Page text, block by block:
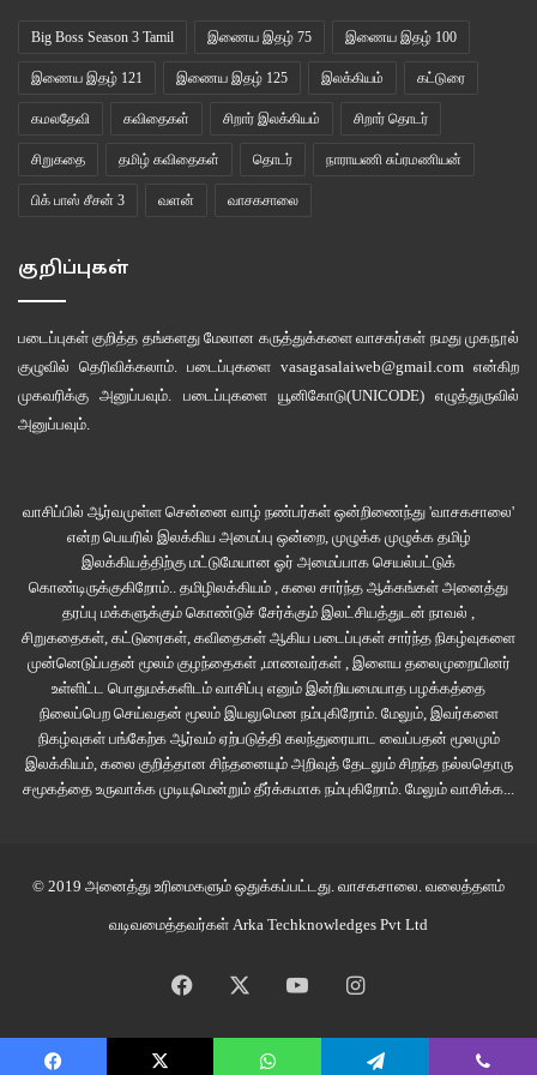
ஜப்பானில் இருக்கிறது. ஹாங்காங் இந்த வர்த்தகத்துக்கான இடைப்பட்ட புள்ளி,
ஒன்றாக இந்தக் கண்ணாடி விலாங்குகள் மாறியிருக்கின்றன. இந்த
வர்த்தகத்தின் அம்சங்களை விரிவாகப் பார்க்கலாம்.
2011ம் ஆண்டு ஜப்பானில் வந்த ஒரு சுனாமியால் அங்கு இருந்த விலாங்குகளின்
எண்ணிக்கை அதலபாதாளத்துக்கு சரிந்தது. அதே நேரம் அந்த ஊரின் பாரம்பரிய
உணவான உனாஜுவும் பிரபலமாகத் தொடங்கியது. ஜப்பானில் விலாங்குகளை
வளர்க்கும் மீன் பண்ணைகள் தொடங்கப்பட்டன. பண்ணைகளில் வளர்க்க
மீன்குஞ்சுகள் வேண்டுமல்லவா? அந்தத் தேவையைப் பூர்த்தி செய்வதற்காகக்
கறுப்பு சந்தை களமிறங்கியது. அமெரிக்காவிலிருந்தும் ஐரோப்பாவிலிருந்தும்
பிடித்து ஐரோப்பிய விலாங்கு இனங்களை ஜப்பானுக்கு அனுப்பும் போக்கு
ஒட்டியும் இந்த மீன்கள் ஜப்பானுக்குக் கடத்தப்படுகின்றன.
ஜப்பானில் விற்கப்படும் விலாங்குகளை மரபணு ஆராய்ச்சிக்கு உட்படுத்திய ஒரு
Big Boss Season 3 Tamil இணைய இதழ் 75 இணைய இதழ் 100
இணைய இதழ் 121 இணைய இதழ் 125 இலக்கியம் கட்டுரை
கமலதேவி கவிதைகள் சிறார் இலக்கியம் சிறார் தொடர்
சிறுகதை தமிழ் கவிதைகள் தொடர் நாராயணி சுப்ரமணியன்
பிக் பாஸ் சீசன் 3 வளன் வாசகசாலை
குறிப்புகள்
படைப்புகள் குறித்த தங்களது மேலான கருத்துக்களை வாசகர்கள் நமது முகநூல்
குழுவில் தெரிவிக்கலாம். படைப்புகளை vasagasalaiweb@gmail.com என்கிற
முகவரிக்கு அனுப்பவும். படைப்புகளை யூனிகோடு(UNICODE)எழுத்துருவில்
அனுப்பவும்.
வாசிப்பில் ஆர்வமுள்ள சென்னை வாழ் நண்பர்கள் ஒன்றிணைந்து 'வாசகசாலை'
என்ற பெயரில் இலக்கிய அமைப்பு ஒன்றை, முழுக்க முழுக்க தமிழ்
இலக்கியத்திற்கு மட்டுமேயான ஓர் அமைப்பாக செயல்பட்டுக்
கொண்டிருக்குகிறோம்.. தமிழிலக்கியம் , கலை சார்ந்த ஆக்கங்கள் அனைத்து
தரப்பு மக்களுக்கும் கொண்டுச் சேர்க்கும் இலட்சியத்துடன் நாவல் ,
சிறுகதைகள், கட்டுரைகள், கவிதைகள் ஆகிய படைப்புகள் சார்ந்த நிகழ்வுகளை
முன்னெடுப்பதன் மூலம் குழந்தைகள் ,மாணவர்கள் , இளைய தலைமுறையினர்
உள்ளிட்ட பொதுமக்களிடம் வாசிப்பு எனும் இன்றியமையாத பழக்கத்தை
நிலைப்பெற செய்வதன் மூலம் இயலுமென நம்புகிறோம். மேலும், இவர்களை
நிகழ்வுகள் பங்கேற்க ஆர்வம் ஏற்படுத்தி கலந்துரையாட வைப்பதன் மூலமும்
இலக்கியம், கலை குறித்தான சிந்தனையும் அறிவுத் தேடலும் சிறந்த நல்லதொரு
சமூகத்தை உருவாக்க முடியுமென்றும் தீர்க்கமாக நம்புகிறோம். மேலும் வாசிக்க...
© 2019 அனைத்து உரிமைகளும் ஒதுக்கப்பட்டது. வாசகசாலை . வலைத்தளம்
வடிவமைத்தவர்கள் Arka Techknowledges Pvt Ltd
Facebook YouTubeInstagram